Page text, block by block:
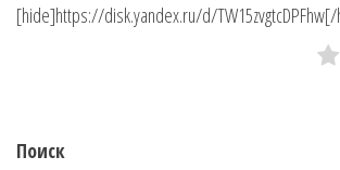
[hide]https://disk.yandex.ru/d/
Поиск